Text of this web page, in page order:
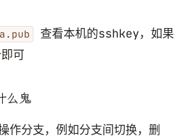
查看本机的sshkey，如果
可
么鬼
分支，例如分支间切换，删